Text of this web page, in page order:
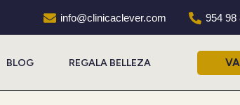
info@clinicaclever.com 954 98
BLOG REGALA BELLEZA